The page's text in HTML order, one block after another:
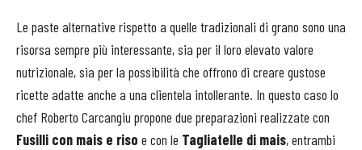
Le paste alternative rispetto a quelle tradizionali di grano sono una
risorsa sempre più interessante, sia per il loro elevato valore
nutrizionale, sia per la possibilità che offrono di creare gustose
ricette adatte anche a una clientela intollerante. In questo caso lo
chef Roberto Carcangiu propone due preparazioni realizzate con
Fusilli con mais e riso e con le Tagliatelle di mais, entrambi